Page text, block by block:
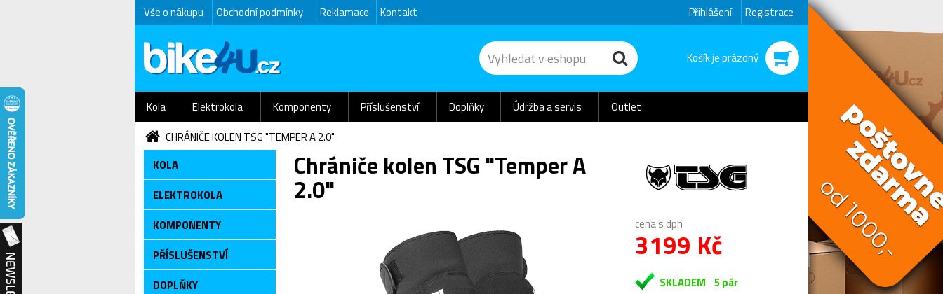
Vše o nákupu Obchodní podmínky Reklamace Kontakt Přihlášení Registrace
Košík je prázdný
Kola Elektrokola Komponenty Příslušenství Doplňky Údržba a servis
Outlet
CHRÁNIČE KOLEN TSG "TEMPER A 2.0"
KOLA
ELEKTROKOLA
KOMPONENTY
PŘÍSLUŠENSTVÍ
DOPLŇKY
Chrániče kolen TSG "Temper A
2.0"
cena s dph
3199 Kč
SKLADEM 5 pár